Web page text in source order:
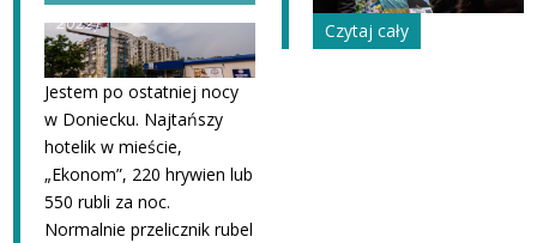
2022)
Jestem po ostatniej nocy
w Doniecku. Najtańszy
hotelik w mieście,
„Ekonom”, 220 hrywien lub
550 rubli za noc.
Normalnie przelicznik rubel
Czytaj cały